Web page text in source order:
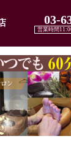
03-
営業時間